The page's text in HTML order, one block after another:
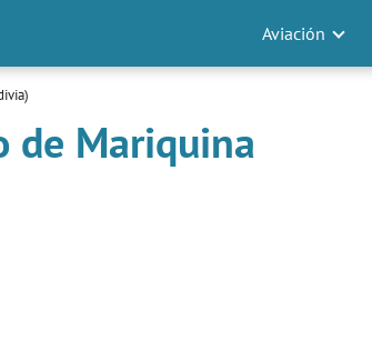
Aviación
de Mariquina